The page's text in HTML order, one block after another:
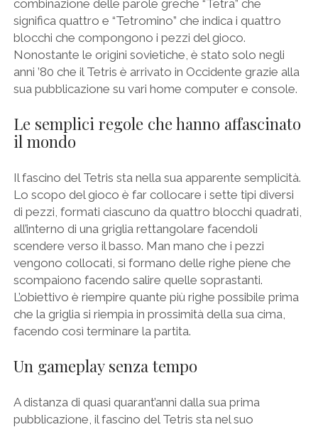
combinazione delle parole greche “Tetra” che
significa quattro e “Tetromino” che indica i quattro
blocchi che compongono i pezzi del gioco.
Nonostante le origini sovietiche, è stato solo negli
anni ’80 che il Tetris è arrivato in Occidente grazie alla
sua pubblicazione su vari home computer e console.
Le semplici regole che hanno affascinato
il mondo
Il fascino del Tetris sta nella sua apparente semplicità.
Lo scopo del gioco è far collocare i sette tipi diversi
di pezzi, formati ciascuno da quattro blocchi quadrati,
all’interno di una griglia rettangolare facendoli
scendere verso il basso. Man mano che i pezzi
vengono collocati, si formano delle righe piene che
scompaiono facendo salire quelle soprastanti.
L’obiettivo è riempire quante più righe possibile prima
che la griglia si riempia in prossimità della sua cima,
facendo così terminare la partita.
Un gameplay senza tempo
A distanza di quasi quarant’anni dalla sua prima
pubblicazione, il fascino del Tetris sta nel suo